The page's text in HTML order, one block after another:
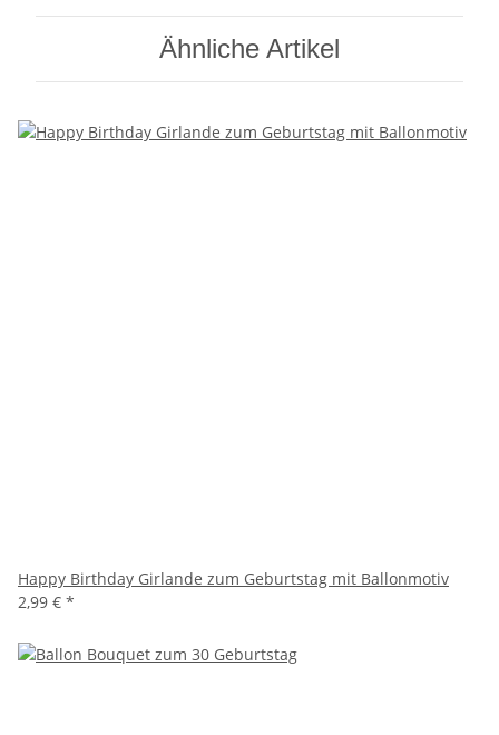
Ähnliche Artikel
Happy Birthday Girlande zum Geburtstag mit Ballonmotiv
2,99 € *